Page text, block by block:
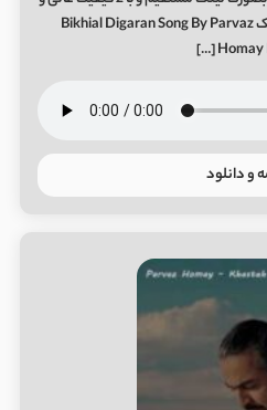
خوب در رسانه معتبر میفا موزیک Bikhial Digaran Song By Parvaz
Homay
و دانلود